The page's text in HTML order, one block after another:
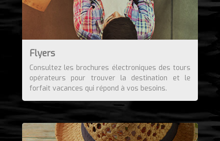
Flyers
Consultez les brochures électroniques des tours
opérateurs pour trouver la destination et le
forfait vacances qui répond à vos besoins.